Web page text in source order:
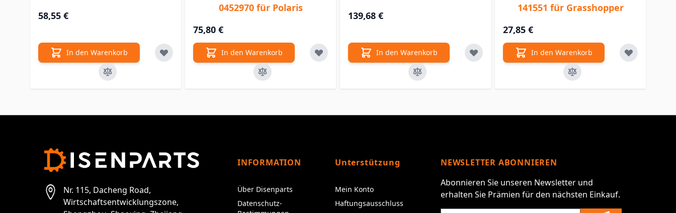
58,55 €
In den Warenkorb
0452970 für Polaris
75,80 €
In den Warenkorb
139,68 €
In den Warenkorb
141551 für Grasshopper
27,85 €
In den Warenkorb
Nr. 115, Dacheng Road,
Wirtschaftsentwicklungszone,
INFORMATION
Über Disenparts
Datenschutz-
Unterstützung
Mein Konto
Haftungsausschluss
NEWSLETTER ABONNIEREN
Abonnieren Sie unseren Newsletter und
erhalten Sie Prämien für den nächsten Einkauf.